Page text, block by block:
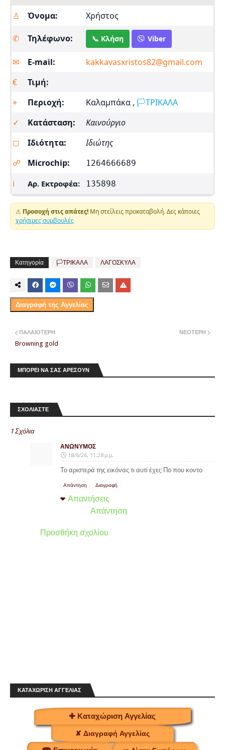
♙ Όνομα: Χρήστος
✆ Τηλέφωνο: 📞 Κλήση Viber
✉︎ E-mail:
kakkavasxristos82@gmail.com
€
Τιμή:
⌖
Περιοχή: Καλαμπάκα , 🏳️ΤΡΙΚΑΛΑ
✓
Κατάσταση:
Καινούργιο
◻
Ιδιότητα:
Ιδιώτης
☍
Microchip: 1264666689
ℹ Αρ. Εκτροφέα: 135898
⚠ Προσοχή στις απάτες! Μη στείλεις προκαταβολή. Δες κάποιες
χρήσιμες συμβουλές
Κατηγορία 🏳️ΤΡΙΚΑΛΑ ΛΑΓΟΣΚΥΛΑ
Διαγραφή της Αγγελίας
ΝΕΌΤΕΡΗ
ΠΑΛΑΙΌΤΕΡΗ
Browning gold
ΜΠΟΡΕΙ ΝΑ ΣΑΣ ΑΡΕΣΟΥΝ
ΣΧΟΛΙΑΣΤΕ
1 Σχόλια
ΑΝΏΝΥΜΟΣ
18/6/26, 11:28 μ.μ.
Το αριστερά της εικόνας τι αυτί έχει; Πο που κοντο
Απάντηση Διαγραφή
Απαντήσεις
Απάντηση
Προσθήκη σχολίου
ΚΑΤΑΧΩΡΙΣΗ ΑΓΓΕΛΙΑΣ
✚ Καταχώριση Αγγελίας
✘ Διαγραφή Αγγελίας